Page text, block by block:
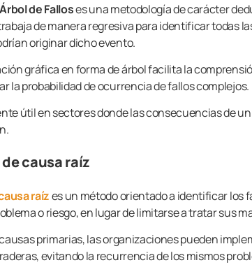
de Falloses una metodología de carácter
de manera regresiva para identificar todas
originar dicho evento.
gráfica en forma de árbol facilita la
la probabilidad de ocurrencia de fallos complejos.
útil en sectores donde las consecuencias de
causa raíz
raízes un método orientado a identificar los
o riesgo, en lugar de limitarse a tratar sus
primarias, las organizaciones pueden
evitando la recurrencia de los mismos